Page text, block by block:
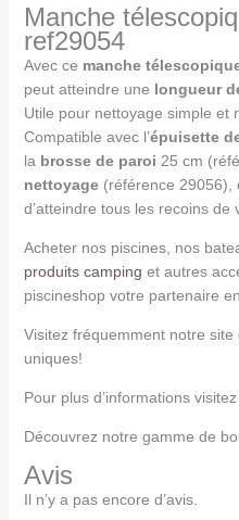
Manche
ref29054
Avec ce manche
peut atteindre une longueur
Utile pour nettoyage simple et
Compatible avec l’épuisette
la brosse de paroi 25 cm
nettoyage(référence 29056),
d’atteindre tous les recoins de
Acheter nos piscines, nos
produits camping et autres
piscineshop votre partenaire
Visitez fréquemment notre
uniques!
Pour plus d’informations
Découvrez notre gamme de
Avis
Il n’y a pas encore d’avis.